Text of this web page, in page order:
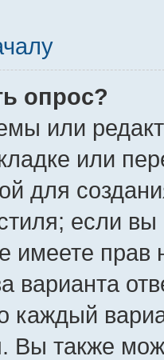
опрос?
или
или
для
если
прав
варианта
каждый
Вы также